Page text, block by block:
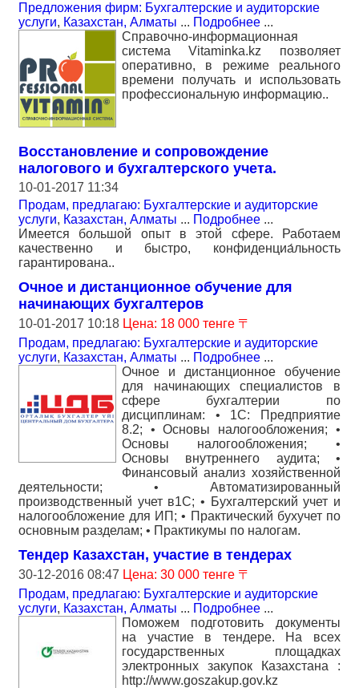
Предложения фирм: Бухгалтерские и аудиторские
услуги, Казахстан, Алматы ... Подробнее ...
Справочно-информационная
система Vitaminka.kz позволяет
оперативно, в режиме реального
времени получать и использовать
профессиональную информацию..
Восстановление и сопровождение
налогового и бухгалтерского учета.
10-01-2017 11:34
Продам, предлагаю: Бухгалтерские и аудиторские
услуги, Казахстан, Алматы ... Подробнее ...
Имеется большой опыт в этой сфере. Работаем
качественно и быстро, конфиденциа́льность
гарантирована..
Очное и дистанционное обучение для
начинающих бухгалтеров
10-01-2017 10:18 Цена: 18 000 тенге 〒
Продам, предлагаю: Бухгалтерские и аудиторские
услуги, Казахстан, Алматы ... Подробнее ...
Очное и дистанционное обучение
для начинающих специалистов в
сфере бухгалтерии по
дисциплинам: • 1С: Предприятие
8.2; • Основы налогообложения; •
Основы налогообложения; •
Основы внутреннего аудита; •
Финансовый анализ хозяйственной
деятельности; • Автоматизированный
производственный учет в1С; • Бухгалтерский учет и
налогообложение для ИП; • Практический бухучет по
основным разделам; • Практикумы по налогам.
Тендер Казахстан, участие в тендерах
30-12-2016 08:47 Цена: 30 000 тенге 〒
Продам, предлагаю: Бухгалтерские и аудиторские
услуги, Казахстан, Алматы ... Подробнее ...
Поможем подготовить документы
на участие в тендере. На всех
государственных площадках
электронных закупок Казахстана :
http://www.goszakup.gov.kz